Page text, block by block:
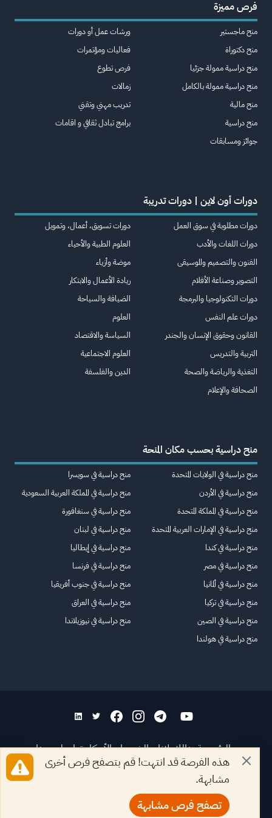
هذه الفرصة قد انتهت! قم بتصفح فرص أخرى
مشابهة.
تصفح فرص مشابهة
فرص مميزة
منح ماجستير
منح دكتوراة
منح دراسية ممولة جزئيا
منح دراسية ممولة بالكامل
منح مالية
منح دراسية
جوائز ومسابقات
ورشات عمل أو دورات
فعاليات ومؤتمرات
فرص تطوع
زمالات
تدريب مهني وتقني
برامج تبادل ثقافي و اقامات
دورات أون لاين | دورات تدريبة
دورات مطلوبة في سوق العمل
دورات اللغات والأدب
الفنون والتصميم والموسيقى
التصوير وصناعة الأفلام
دورات التكنولوجيا والبرمجة
دورات علم النفس
القانون وحقوق الإنسان والجندر
التربية والتدريس
التغذية والرياضة والصحة
الصحافة والإعلام
دورات تسويق، أعمال، وتمويل
العلوم الطبية والأحياء
موضة وأزياء
ريادة الأعمال والابتكار
الضيافة والسياحة
العلوم
السياسة والاقتصاد
العلوم الاجتماعية
الدين والفلسفة
منح دراسية بحسب مكان المنحة
منح دراسية في الولايات المتحدة
منح دراسية في الأردن
منح دراسية في المملكة المتحدة
منح دراسية في الإمارات العربية المتحدة
منح دراسية في كندا
منح دراسية في مصر
منح دراسية في ألمانيا
منح دراسية في تركيا
منح دراسية في الصين
منح دراسية في هولندا
منح دراسية في سويسرا
منح دراسية في المملكة العربية السعودية
منح دراسية في سنغافورة
منح دراسية في لبنان
منح دراسية في إيطاليا
منح دراسية في فرنسا
منح دراسية في جنوب أفريقيا
منح دراسية في العراق
منح دراسية في نيوزيلاندا
الرئيسيةعناللاعلاناتالشروط والأحكامتواصل معنا
الأسئلة الشائعةخريطة الموقع
جميع الحقوق محفوظة لمنصة فرصة